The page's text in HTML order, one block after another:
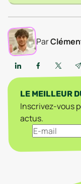
Par
LE MEILLEUR
Inscrivez-vous
actus.